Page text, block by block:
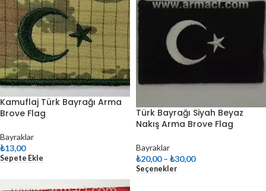
Kamuflaj Türk Bayrağı Arma
Brove Flag
Bayraklar
₺13,00
Sepete Ekle
Türk Bayrağı Siyah Beyaz
Nakış Arma Brove Flag
Bayraklar
₺20,00 – ₺30,00
Seçenekler